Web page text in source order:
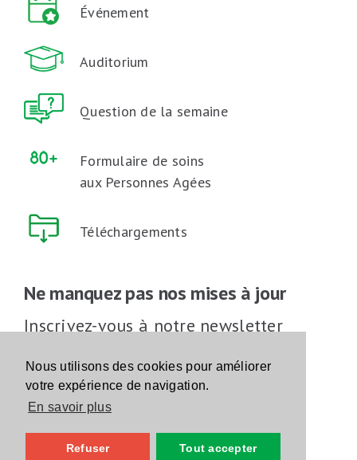
Nous utilisons des cookies pour améliorer
votre expérience de navigation.
En savoir plus
Refuser Tout accepter
Événement
Auditorium
Question de la semaine
Formulaire de soins
aux Personnes Agées
Téléchargements
Ne manquez pas nos mises à jour
Inscrivez-vous à notre newsletter
Inscrivez-vous
Suivez-nous sur les réseaux sociaux